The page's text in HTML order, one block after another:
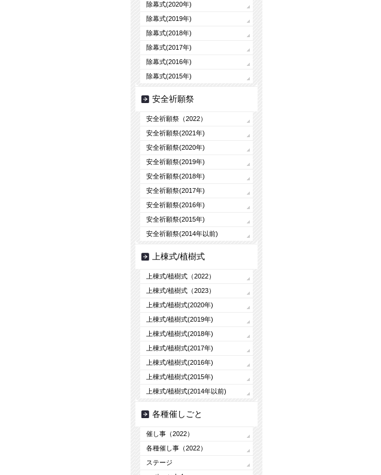
除幕式(2020年)
除幕式(2019年)
除幕式(2018年)
除幕式(2017年)
除幕式(2016年)
除幕式(2015年)
安全祈願祭
安全祈願祭（2022）
安全祈願祭(2021年)
安全祈願祭(2020年)
安全祈願祭(2019年)
安全祈願祭(2018年)
安全祈願祭(2017年)
安全祈願祭(2016年)
安全祈願祭(2015年)
安全祈願祭(2014年以前)
上棟式/植樹式
上棟式/植樹式（2022）
上棟式/植樹式（2023）
上棟式/植樹式(2020年)
上棟式/植樹式(2019年)
上棟式/植樹式(2018年)
上棟式/植樹式(2017年)
上棟式/植樹式(2016年)
上棟式/植樹式(2015年)
上棟式/植樹式(2014年以前)
各種催しごと
催し事（2022）
各種催し事（2022）
ステージ